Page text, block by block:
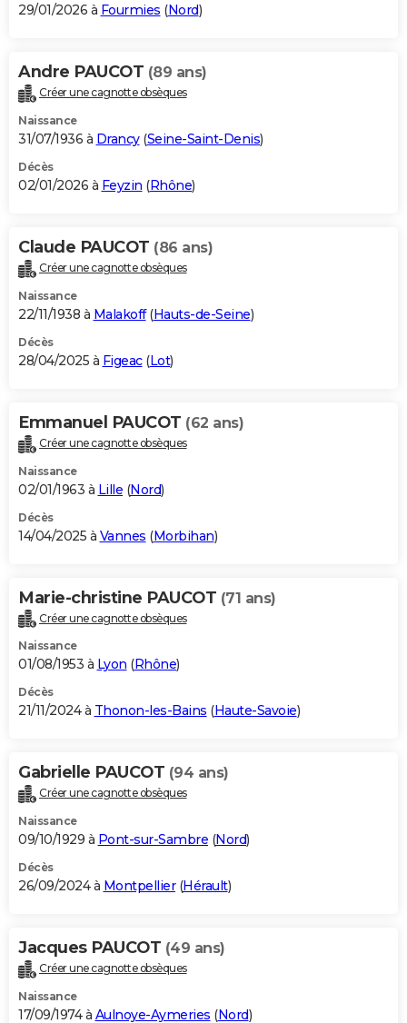
BONS PLANS
Carte de Noël
Carte Bonne année
Carte Saint-Valentin
Carte Pâques
Carte d'anniversaire
DICTIONNAIRE
Dictionnaire
Biographies
Citations
Expressions
Proverbes
PROGRAMME TV
S'inscrire
Se connecter
Lycées
Collèges
Primaires
Universités
Entreprises
Service militaire
Avis de recherche
AVIS DE DÉCÈS
Bricolage
Lifestyle
Culture
Sport
Auto
Television
Voyage
Cinema
29/01/2026 à Fourmies (Nord)
Andre PAUCOT (89 ans)
Créer une cagnotte obsèques
Naissance
31/07/1936 à Drancy(Seine-Saint-Denis)
Décès
02/01/2026 à Feyzin (Rhône)
Claude PAUCOT (86 ans)
Créer une cagnotte obsèques
Naissance
22/11/1938 à Malakoff(Hauts-de-Seine)
Décès
28/04/2025 à Figeac(Lot)
Emmanuel PAUCOT (62 ans)
Créer une cagnotte obsèques
Naissance
02/01/1963 à Lille (Nord)
Décès
14/04/2025 à Vannes (Morbihan)
Marie-christine PAUCOT (71 ans)
Créer une cagnotte obsèques
Naissance
01/08/1953 à Lyon (Rhône)
Décès
21/11/2024 à Thonon-les-Bains (Haute-Savoie)
Gabrielle PAUCOT (94 ans)
Créer une cagnotte obsèques
Naissance
09/10/1929 à Pont-sur-Sambre (Nord)
Décès
26/09/2024 à Montpellier(Hérault)
Jacques PAUCOT (49 ans)
Créer une cagnotte obsèques
Naissance
17/09/1974 à Aulnoye-Aymeries (Nord)